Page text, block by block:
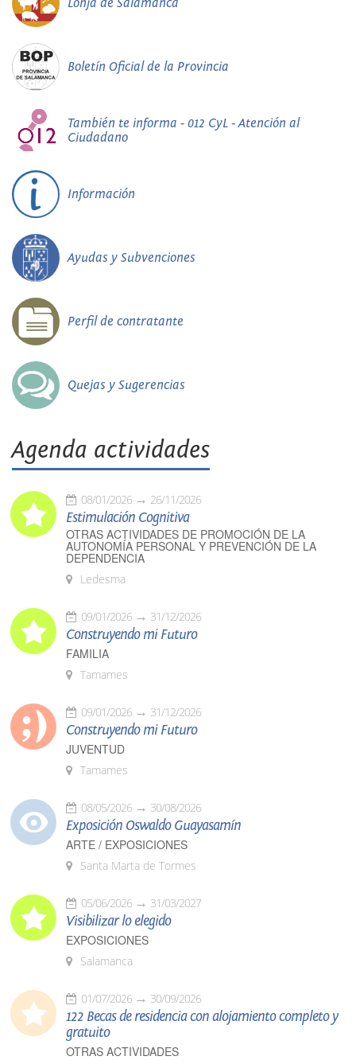
Boletín Oficial de la Provincia
También te informa - 012 CyL - Atención al
Ciudadano
Información
Ayudas y Subvenciones
Perfil de contratante
Quejas y Sugerencias
Agenda actividades
08/01/2026 26/11/2026
Estimulación Cognitiva
OTRAS ACTIVIDADES DE PROMOCIÓN DE LA
AUTONOMÍA PERSONAL Y PREVENCIÓN DE LA
DEPENDENCIA
Ledesma
09/01/2026 31/12/2026
Construyendo mi Futuro
FAMILIA
Tamames
09/01/2026 31/12/2026
Construyendo mi Futuro
JUVENTUD
Tamames
08/05/2026 30/08/2026
Exposición Oswaldo Guayasamín
ARTE / EXPOSICIONES
Santa Marta de Tormes
05/06/2026 31/03/2027
Visibilizar lo elegido
EXPOSICIONES
Salamanca
01/07/2026 30/09/2026
122 Becas de residencia con alojamiento completo y
gratuito
OTRAS ACTIVIDADES